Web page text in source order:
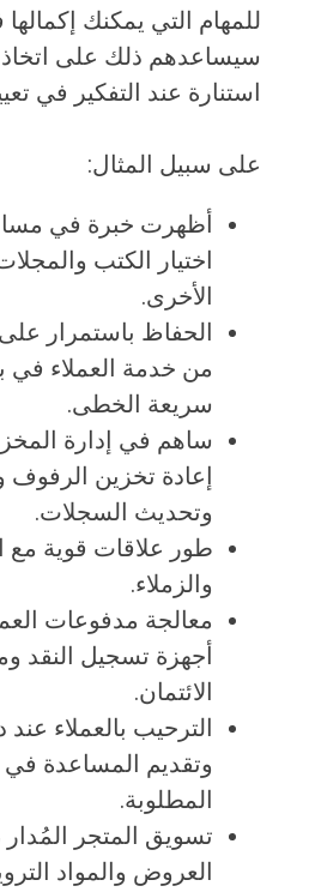
للمهام التي يمكنك
سيساعدهم ذلك على اتخاذ
استنارة عند التفكير في
على سبيل المثال:
أظهرت خبرة في
اختيار الكتب
الأخرى.
الحفاظ باستمرار
من خدمة العملاء في
سريعة الخطى.
ساهم في إدارة
إعادة تخزين
وتحديث السجلات.
طور علاقات قوية مع
والزملاء.
معالجة مدفوعات
أجهزة تسجيل النقد
الائتمان.
الترحيب بالعملاء
وتقديم المساعدة في
المطلوبة.
تسويق المتجر
العروض والمواد